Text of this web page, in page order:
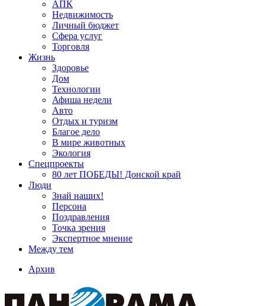
АПК
Недвижимость
Личный бюджет
Сфера услуг
Торговля
Жизнь
Здоровье
Дом
Технологии
Афиша недели
Авто
Отдых и туризм
Благое дело
В мире животных
Экология
Спецпроекты
80 лет ПОБЕДЫ! Донской край
Люди
Знай наших!
Персона
Поздравления
Точка зрения
Экспертное мнение
Между тем
Архив